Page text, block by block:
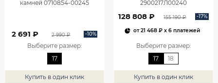
камней 0710854-00245
2 691 ₽ 2 990 ₽ -10%
Выберите размер:
17
Купить в один клик
2900217Л00240
128 808 ₽ 155 190 ₽ -17%
от21 468 ₽x 6 платежей
Выберите размер:
17
18
Купить в один клик